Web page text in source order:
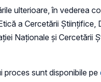
ulterioare, în vederea
a Cercetării
Naționale și Cercetării
proces sunt disponibile pe